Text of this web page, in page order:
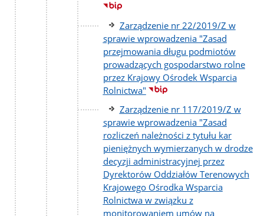
Zarządzenie nr 22/2019/Z w
sprawie wprowadzenia "Zasad
przejmowania długu podmiotów
prowadzących gospodarstwo rolne
przez Krajowy Ośrodek Wsparcia
Rolnictwa"
Zarządzenie nr 117/2019/Z w
sprawie wprowadzenia "Zasad
rozliczeń należności z tytułu kar
pieniężnych wymierzanych w drodze
decyzji administracyjnej przez
Dyrektorów Oddziałów Terenowych
Krajowego Ośrodka Wsparcia
Rolnictwa w związku z
monitorowaniem umów na